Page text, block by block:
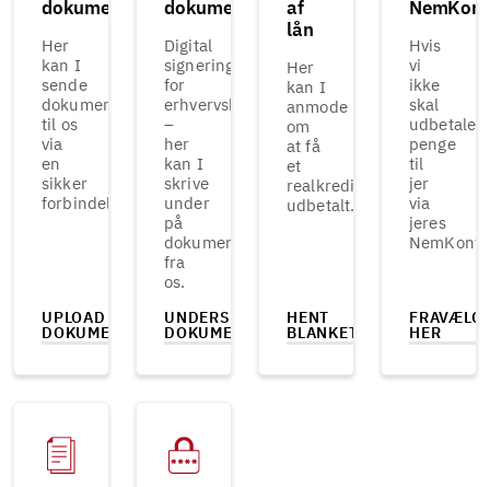
dokumenter
Her
kan I
sende
dokumenter
til os
via
en
sikker
forbindelse.
UPLOAD
DOKUMENTER
dokumenter
Digital
signering
for
erhvervskunder
–
her
kan I
skrive
under
på
dokumenter
fra
os.
UNDERSKRIV
DOKUMENTER
af
lån
Her
kan I
anmode
om
at få
et
realkreditlån
udbetalt.
HENT
BLANKET
Hvis
vi
ikke
skal
udbetale
penge
til
jer
via
jeres
FRAVÆLG
HER